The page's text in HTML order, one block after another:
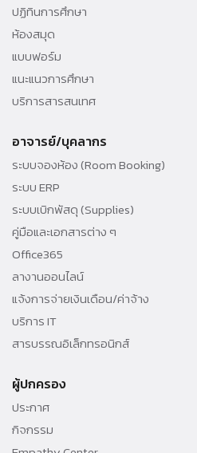
ปฏิทินการศึกษา
ห้องสมุด
แบบฟอร์ม
แนะแนวการศึกษา
บริการสารสนเทศ
อาจารย์/บุคลากร
ระบบจองห้อง (Room Booking)
ระบบ ERP
ระบบเบิกพัสดุ (Supplies)
คู่มือและเอกสารต่าง ๆ
Office365
ลางานออนไลน์
แจ้งการจ่ายเงินเดือน/ค่าจ้าง
บริการ IT
สารบรรณอิเล็กทรอนิกส์
ผู้ปกครอง
ประกาศ
กิจกรรม